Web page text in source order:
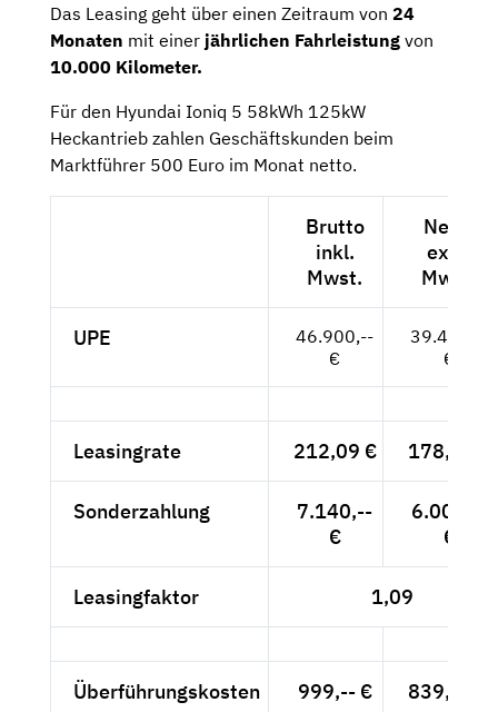
Das Leasing geht über einen Zeitraum von 24
Monaten mit einer jährlichen Fahrleistung von
10.000 Kilometer.
Für den Hyundai Ioniq 5 58kWh 125kW
Heckantrieb zahlen Geschäftskunden beim
Marktführer 500 Euro im Monat netto.
Brutto
inkl.
Mwst.
Netto
exkl.
Mwst.
UPE
46.900,--
€
39.412,--
€
Leasingrate 212,09 € 178,23 €
Sonderzahlung
7.140,--
€
6.000,--
€
Leasingfaktor 1,09
Überführungskosten 999,-- € 839,50 €